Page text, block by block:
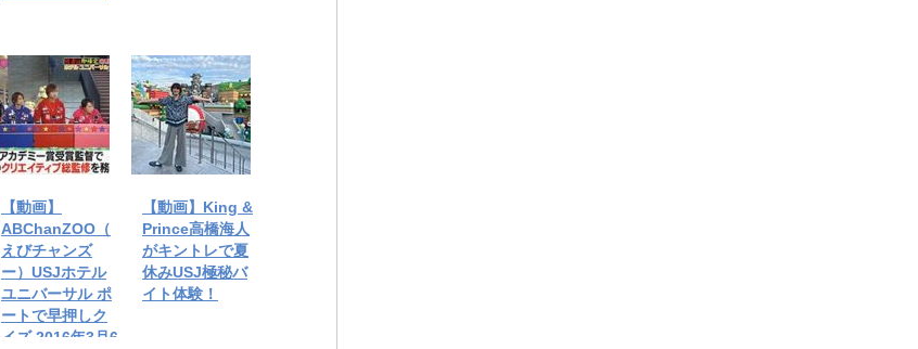
【動画】
ABChanZOO（
えびチャンズ
ー）USJホテル
ユニバーサル ポ
ートで早押しク
イズ 2016年3月6
【動画】King &
Prince高橋海人
がキントレで夏
休みUSJ極秘バ
イト体験！